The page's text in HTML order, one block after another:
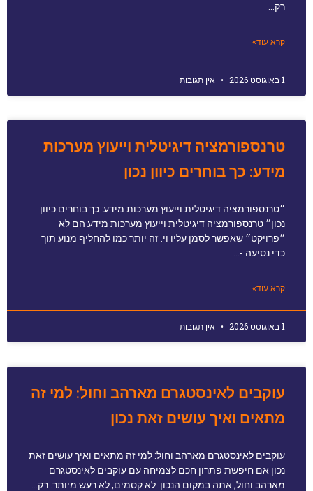
רק…
קרא עוד»
1 באוגוסט 2026 אין תגובות
טרנספורמציה דיגיטלית וייעוץ מערכות
מידע: כך בוחרים כיוון נכון
״טרנספורמציה דיגיטלית וייעוץ מערכות מידע: כך בוחרים כיוון
נכון״ טרנספורמציה דיגיטלית וייעוץ מערכות מידע הם לא
״פרויקט״ שאפשר לסמן עליו וי. זה יותר כמו להחליף מנוע תוך
כדי נסיעה -…
קרא עוד»
1 באוגוסט 2026 אין תגובות
עוקבים לאינסטגרם מארהב וחול: למי זה
מתאים ואיך עושים זאת נכון
עוקבים לאינסטגרם מארהב וחול: למי זה מתאים ואיך עושים זאת
נכון אם חיפשת פתרון חכם לצמיחה עם עוקבים לאינסטגרם
מארהב וחול, אתה במקום הנכון. לא קסמים, לא רעש מיותר. רק…